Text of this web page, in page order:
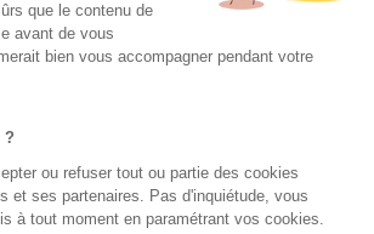
générales de vente